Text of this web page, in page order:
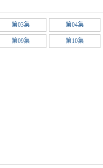
理,恋爱,吸血鬼,玄幻,娱乐,童话,
争,真人版,百合,惊悚,格斗,魔法
语,奇幻,泡面番,未来,动画,喜剧
第03集 第04集
第09集 第10集